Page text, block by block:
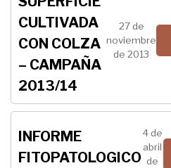
CULTIVADA
CON COLZA
– CAMPAÑA
2013/14
27 de
noviembre
de 2013
INFORME
FITOPATOLOGICO
4 de
abril
de